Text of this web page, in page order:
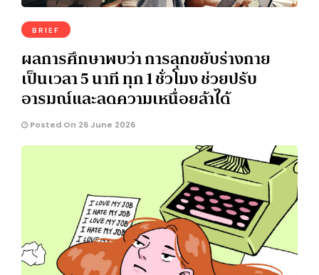
BRIEF
ผลการศึกษาพบว่า การลุกขยับร่างกาย
เป็นเวลา 5 นาที ทุก 1 ชั่วโมง ช่วยปรับ
อารมณ์และลดความเหนื่อยล้าได้
Posted On 26 June 2026